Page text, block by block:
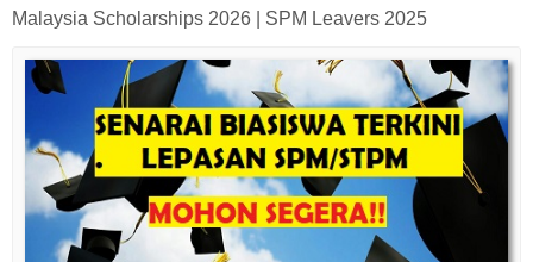
Malaysia Scholarships 2026 | SPM Leavers 2025